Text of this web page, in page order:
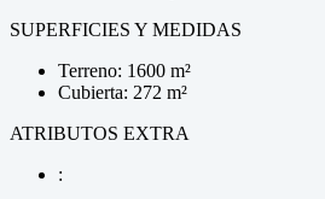
SUPERFICIES Y MEDIDAS
Terreno: 1600 m²
Cubierta: 272 m²
ATRIBUTOS EXTRA
: